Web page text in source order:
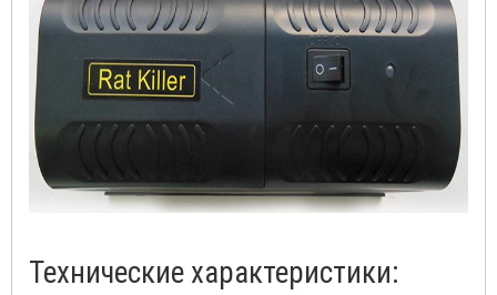
Технические характеристики: